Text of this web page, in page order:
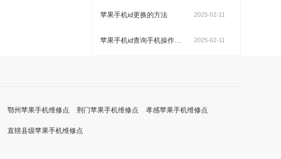
苹果手机id更换的方法 2025-02-11
2025-02-11
鄂州苹果手机维修点 荆门苹果手机维修点 孝感苹果手机维修点
直辖县级苹果手机维修点